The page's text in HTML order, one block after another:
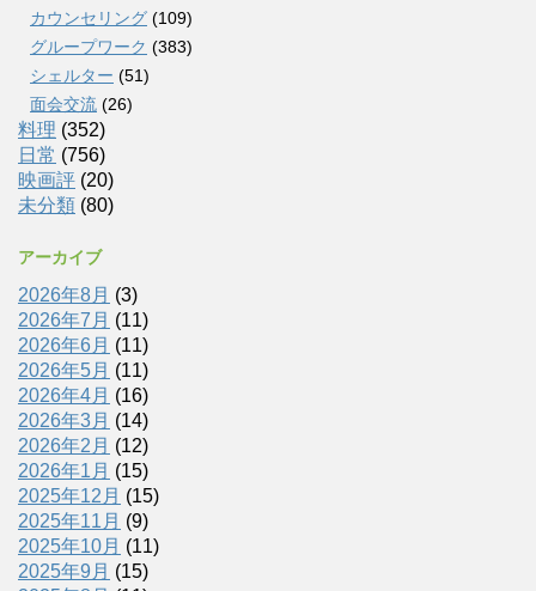
カウンセリング (109)
グループワーク (383)
シェルター (51)
面会交流 (26)
料理 (352)
日常 (756)
映画評 (20)
未分類 (80)
アーカイブ
2026年8月 (3)
2026年7月 (11)
2026年6月 (11)
2026年5月 (11)
2026年4月 (16)
2026年3月 (14)
2026年2月 (12)
2026年1月 (15)
2025年12月 (15)
2025年11月 (9)
2025年10月 (11)
2025年9月 (15)